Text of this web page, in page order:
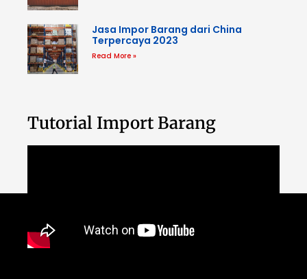
Jasa Impor Barang dari China
Terpercaya 2023
Read More »
Tutorial Import Barang